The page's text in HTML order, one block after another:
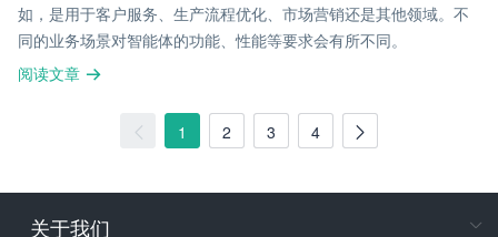
如，是用于客户服务、生产流程优化、市场营销还是其他领域。不
同的业务场景对智能体的功能、性能等要求会有所不同。
阅读文章
1 2 3 4
关于我们